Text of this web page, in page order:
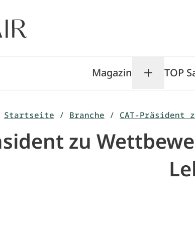
Magazin Toggle
TOP
Startseite / Branche / CAT-Präsident
zu